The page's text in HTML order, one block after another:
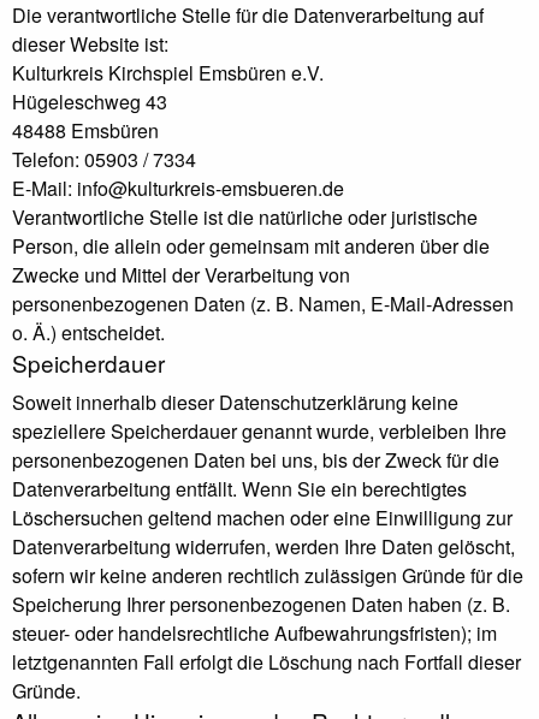
Die verantwortliche Stelle für die Datenverarbeitung auf
dieser Website ist:
Kulturkreis Kirchspiel Emsbüren e.V.
Hügeleschweg 43
48488 Emsbüren
Telefon: 05903 / 7334
E-Mail: info@kulturkreis-emsbueren.de
Verantwortliche Stelle ist die natürliche oder juristische
Person, die allein oder gemeinsam mit anderen über die
Zwecke und Mittel der Verarbeitung von
personenbezogenen Daten (z. B. Namen, E-Mail-Adressen
o. Ä.) entscheidet.
Speicherdauer
Soweit innerhalb dieser Datenschutzerklärung keine
speziellere Speicherdauer genannt wurde, verbleiben Ihre
personenbezogenen Daten bei uns, bis der Zweck für die
Datenverarbeitung entfällt. Wenn Sie ein berechtigtes
Löschersuchen geltend machen oder eine Einwilligung zur
Datenverarbeitung widerrufen, werden Ihre Daten gelöscht,
sofern wir keine anderen rechtlich zulässigen Gründe für die
Speicherung Ihrer personenbezogenen Daten haben (z. B.
steuer- oder handelsrechtliche Aufbewahrungsfristen); im
letztgenannten Fall erfolgt die Löschung nach Fortfall dieser
Gründe.